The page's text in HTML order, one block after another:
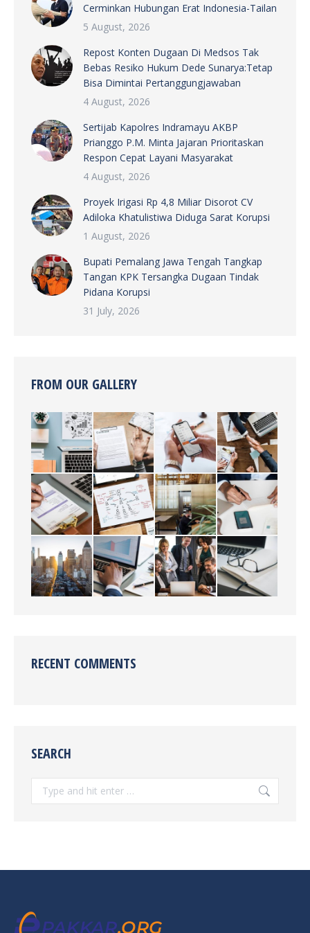
Cerminkan Hubungan Erat Indonesia-Tailan
5 August, 2026
Repost Konten Dugaan Di Medsos Tak
Bebas Resiko Hukum Dede Sunarya:Tetap
Bisa Dimintai Pertanggungjawaban
4 August, 2026
Sertijab Kapolres Indramayu AKBP
Prianggo P.M. Minta Jajaran Prioritaskan
Respon Cepat Layani Masyarakat
4 August, 2026
Proyek Irigasi Rp 4,8 Miliar Disorot CV
Adiloka Khatulistiwa Diduga Sarat Korupsi
1 August, 2026
Bupati Pemalang Jawa Tengah Tangkap
Tangan KPK Tersangka Dugaan Tindak
Pidana Korupsi
31 July, 2026
FROM OUR GALLERY
RECENT COMMENTS
SEARCH
Search: